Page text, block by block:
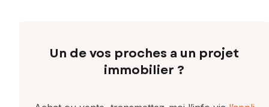
Un de vos proches a un projet
immobilier ?